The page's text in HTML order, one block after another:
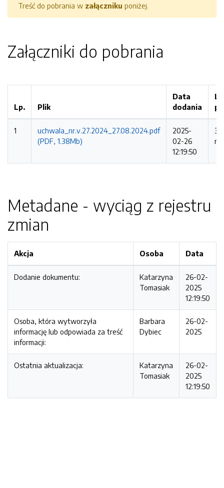
Treść do pobrania w załączniku poniżej.
Załączniki do pobrania
Lp. Plik
Data
dodania
1
uchwala_nr.v.27.2024_27.08.2024.pdf
(PDF, 1.38Mb)
2025-
02-26
12:19:50
Metadane - wyciąg z rejestru
zmian
Akcja Osoba Data
Dodanie dokumentu:
Katarzyna
Tomasiak
26-02-
2025
12:19:50
Osoba, która wytworzyła
informację lub odpowiada za treść
informacji:
Barbara
Dybiec
26-02-
2025
Ostatnia aktualizacja:
Katarzyna
Tomasiak
26-02-
2025
12:19:50